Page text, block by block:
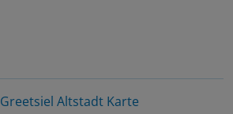
Greetsiel Altstadt Karte